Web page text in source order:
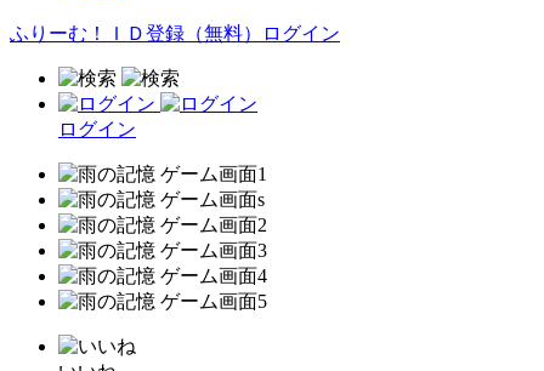
ふりーむ！ＩＤ登録（無料） ログイン
ログイン